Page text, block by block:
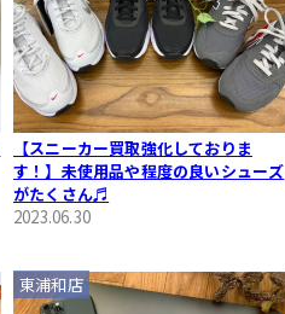
【スニーカー買取強化しておりま
す！】未使用品や程度の良いシューズ
がたくさん♬
2023.06.30
東浦和店